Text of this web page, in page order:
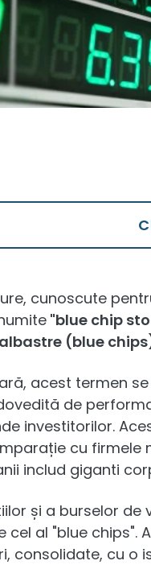
cunoscute
"blue chip
(blue
acest termen
de
investitorilor.
cu firmele
includ giganti
și a burselor
cel al "blue chips".
consolidate, cu o